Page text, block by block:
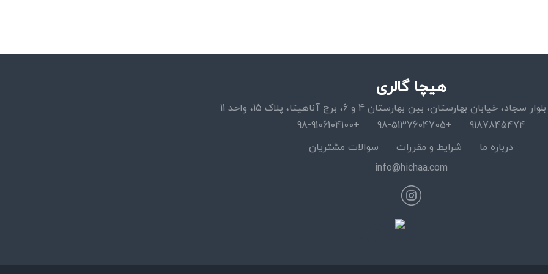
هیچا گالری
خیابان بهارستان، بین بهارستان 4 و 6، برج آناهیتا، پلاک 15، واحد 11
9187845474
+98-5137604705
+98-9106104100
درباره ما
شرایط و مقررات
سوالات مشتریان
info@hichaa.com